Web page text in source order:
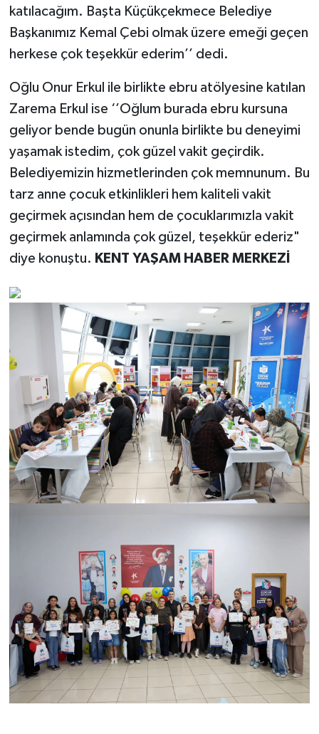
katılacağım. Başta Küçükçekmece Belediye
Başkanımız Kemal Çebi olmak üzere emeği geçen
herkese çok teşekkür ederim’’ dedi.
Oğlu Onur Erkul ile birlikte ebru atölyesine katılan
Zarema Erkul ise ‘’Oğlum burada ebru kursuna
geliyor bende bugün onunla birlikte bu deneyimi
yaşamak istedim, çok güzel vakit geçirdik.
Belediyemizin hizmetlerinden çok memnunum. Bu
tarz anne çocuk etkinlikleri hem kaliteli vakit
geçirmek açısından hem de çocuklarımızla vakit
geçirmek anlamında çok güzel, teşekkür ederiz"
diye konuştu. KENT YAŞAM HABER MERKEZİ